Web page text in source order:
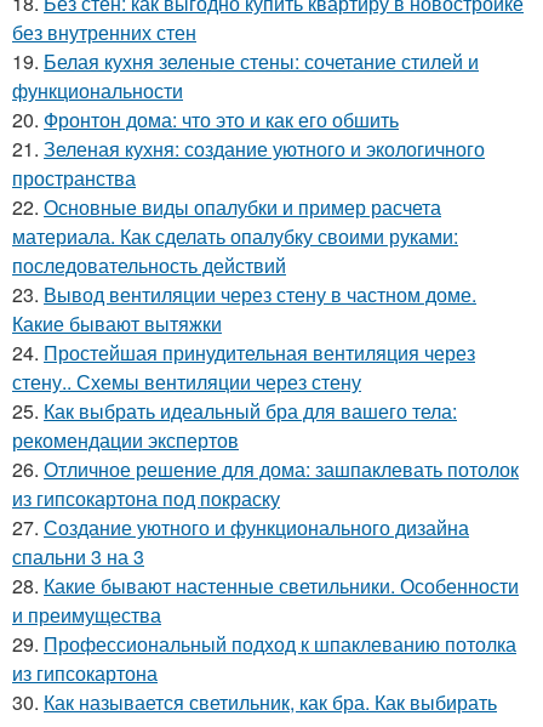
без внутренних стен
19. Белая кухня зеленые стены: сочетание стилей и
функциональности
20. Фронтон дома: что это и как его обшить
21. Зеленая кухня: создание уютного и экологичного
пространства
22. Основные виды опалубки и пример расчета
материала. Как сделать опалубку своими руками:
последовательность действий
23. Вывод вентиляции через стену в частном доме.
Какие бывают вытяжки
24. Простейшая принудительная вентиляция через
стену.. Схемы вентиляции через стену
25. Как выбрать идеальный бра для вашего тела:
рекомендации экспертов
26. Отличное решение для дома: зашпаклевать потолок
из гипсокартона под покраску
27. Создание уютного и функционального дизайна
спальни 3 на 3
28. Какие бывают настенные светильники. Особенности
и преимущества
29. Профессиональный подход к шпаклеванию потолка
из гипсокартона
30. Как называется светильник, как бра. Как выбирать